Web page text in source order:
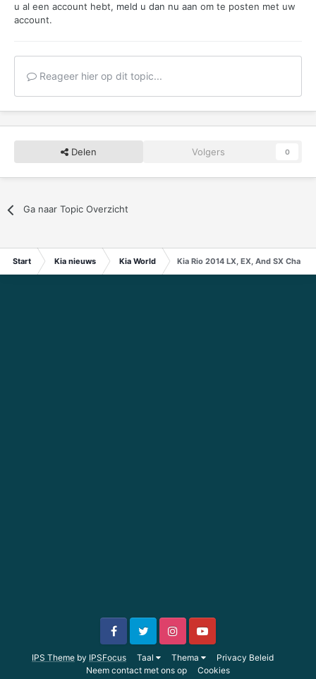
u al een account hebt, meld u dan nu aan om te posten met uw
account.
Reageer hier op dit topic...
Delen Volgers 0
Ga naar Topic Overzicht
Start Kia nieuws Kia World Kia Rio 2014 LX, EX, And SX
IPS Theme by IPSFocus Taal Thema
Privacy Beleid
Neem contact met ons op
Cookies